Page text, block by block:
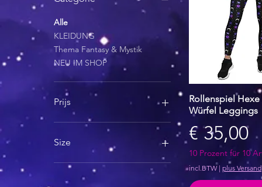
Alle
KLEIDUNG
Thema Fantasy & Mystik
NEU IM SHOP
Prijs
Size
2XL
2XS
Snel
Rollenspiel
Würfel Leggings
Prijs
€ 35,00
10 Prozent für 10
incl.BTW | plus Versand